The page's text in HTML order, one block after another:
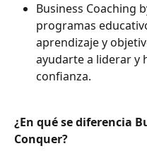
Business Coaching
programas
aprendizaje y
ayudarte a liderar y
confianza.
¿En qué se diferencia
Conquer?